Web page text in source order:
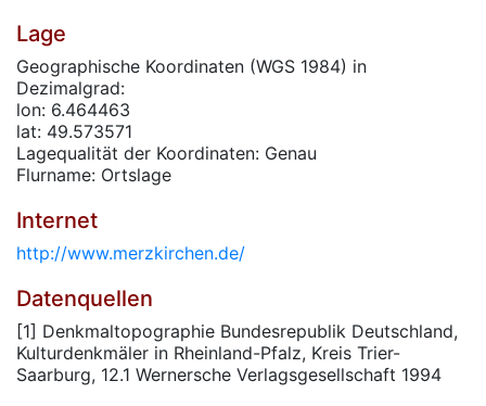
Lage
Geographische Koordinaten (WGS 1984) in
Dezimalgrad:
lon: 6.464463
lat: 49.573571
Lagequalität der Koordinaten: Genau
Flurname: Ortslage
Internet
http://www.merzkirchen.de/
Datenquellen
[1] Denkmaltopographie Bundesrepublik Deutschland,
Kulturdenkmäler in Rheinland-Pfalz, Kreis Trier-
Saarburg, 12.1 Wernersche Verlagsgesellschaft 1994